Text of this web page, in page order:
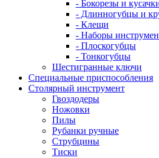
- Бокорезы и
- Длинногубцы и
- Клещи
- Наборы
- Плоскогубцы
- Тонкогубцы
Шестигранные ключи
Специальные приспособления
Столярный инструмент
Гвоздодеры
Ножовки
Пилы
Рубанки ручные
Струбцины
Тиски